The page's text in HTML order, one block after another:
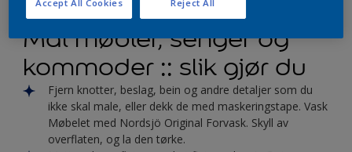
Mal møbler, senger og
kommoder :: slik gjør du
Fjern knotter, beslag, bein og andre detaljer som du
ikke skal male, eller dekk de med maskeringstape. Vask
Møbelet med Nordsjö Original Forvask. Skyll av
overflaten, og la den tørke.
Reject All
Accept All Cookies